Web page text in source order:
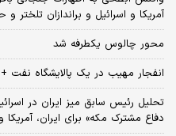
آمریکا و اسرائیل و براندازان تلختر
محور چالوس یکطرفه شد
انفجار مهیب در یک پالایشگاه نفت +
تحلیل رئیس سابق میز ایران در
دفاع مشترک مکه» برای ایران، آمریکا